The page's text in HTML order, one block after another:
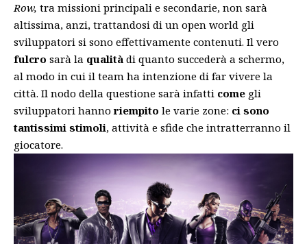
Row, tra missioni principali e secondarie, non sarà
altissima, anzi, trattandosi di un open world gli
sviluppatori si sono effettivamente contenuti. Il vero
fulcro sarà la qualità di quanto succederà a schermo,
al modo in cui il team ha intenzione di far vivere la
città. Il nodo della questione sarà infatti come gli
sviluppatori hannoriempito le varie zone: ci sono
tantissimi stimoli, attività e sfide che intratterranno il
giocatore.